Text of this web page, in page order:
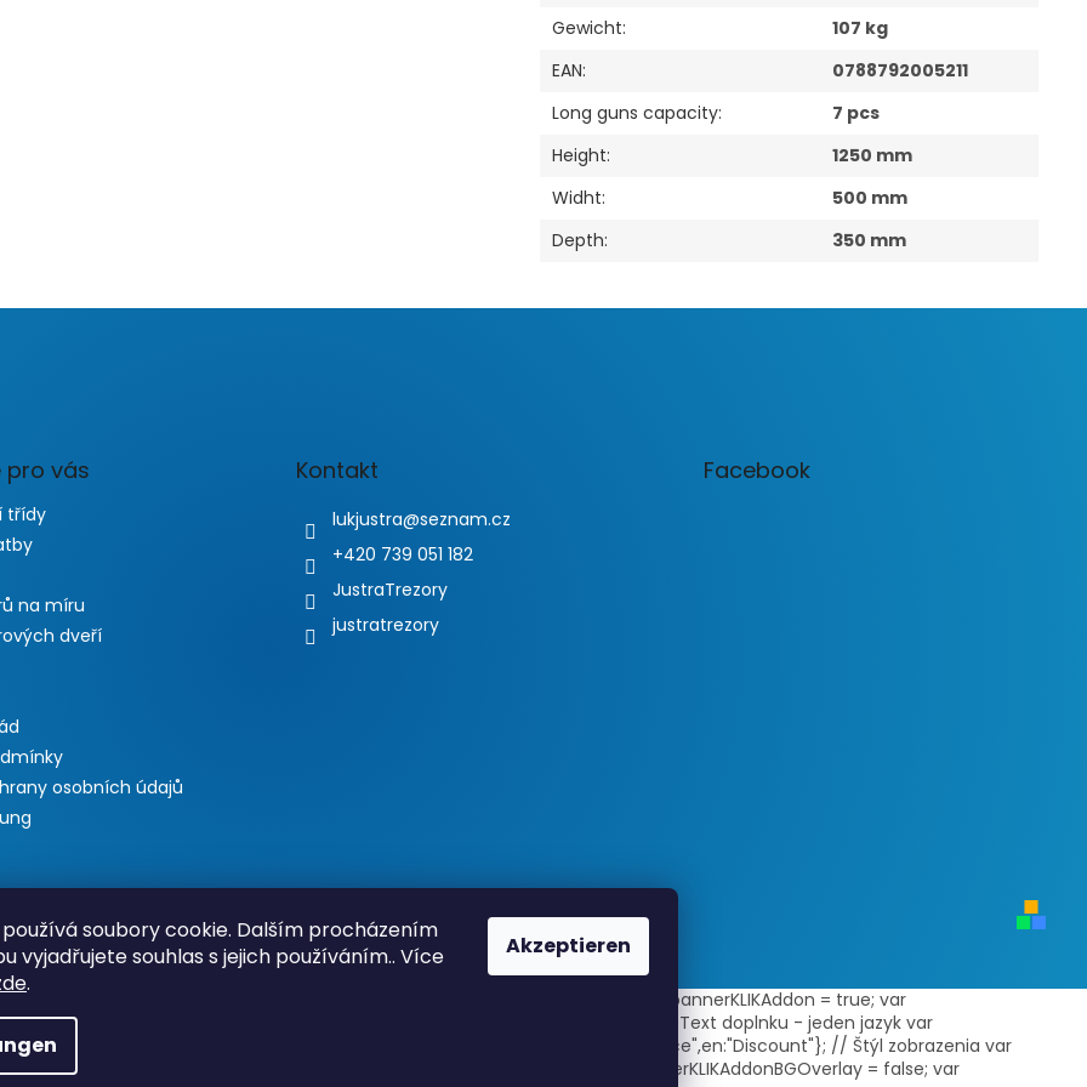
soubory cookie. Dalším procházením
vyjadřujete souhlas s jejich používáním.. Více
.
Akzeptieren
Gewicht:
107 kg
EAN:
0788792005211
Long guns capacity:
7 pcs
Height:
1250 mm
Widht:
500 mm
Depth: 350 mm
pro vás
třídy
na míru
dveří
osobních údajů
Kontakt
lukjustra@seznam.cz
+420 739 051 182
JustraTrezory
justratrezory
Facebook
bannerKLIKAddonLinkHref = "https://www.justratrezory.cz/akcni-zbozi/"; var bannerKLIKAddon = true; var
var bannerKLIKAddonLink = true; var bannerKLIKAddonLinkExternal = true; // Text doplnku - jeden jazyk var
Text doplnku - viac jazykov var bannerKLIKAddonTitleLang = {sk:"Akcia",cs:"Akce",en:"Discount"}; // Štýl zobrazenia var
= ""; var bannerKLIKAddonIcon = true; var bannerKLIKAddonBG = true; var bannerKLIKAddonBGOverlay = false; var